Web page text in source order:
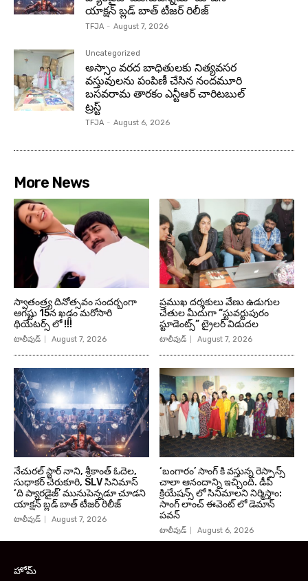
యాక్షన్ బ్లడ్ బాత్ టీజర్ రిలీజ్
TFJA - August 7, 2026
Uncategorized
అస్సాం వరద బాధితులకు నిత్యవసర
వస్తువులను పంపిణీ చేసిన నందమూరి
బసవరామ తారకం ఎన్టీఆర్ చారిటబుల్
ట్రస్ట్
TFJA - August 6, 2026
More News
స్వాతంత్ర్య దినోత్సవం సందర్బంగా
ఆగష్టు 15న ఖడ్గం మరోసారి
థియేటర్స్ లో !!!
టాలీవుడ్ August 7, 2026
ప్రముఖ దర్శకులు వేణు ఉడుగుల
చేతుల మీదుగా “స్టువర్టుపురం
స్టూడెంట్స్” ట్రైలర్ విడుదల
టాలీవుడ్ August 7, 2026
నేచురల్ స్టార్ నాని, శ్రీకాంత్ ఓదెల,
సుధాకర్ చెరుకూరి, SLV సినిమాస్
‘ది ప్యారడైజ్’ మునుపెన్నడూ చూడని
యాక్షన్ బ్లడ్ బాత్ టీజర్ రిలీజ్
టాలీవుడ్ August 7, 2026
‘బంగారం’ సాంగ్ కి వస్తున్న రెస్పాన్స్
చాలా ఆనందాన్ని ఇచ్చింది. డీపీ
క్రియేషన్స్ లో సినిమాలని నిర్మిస్తాం:
సాంగ్ లాంచ్ ఈవెంట్ లో డెమాన్
పవన్
టాలీవుడ్ August 6, 2026
హోమ్